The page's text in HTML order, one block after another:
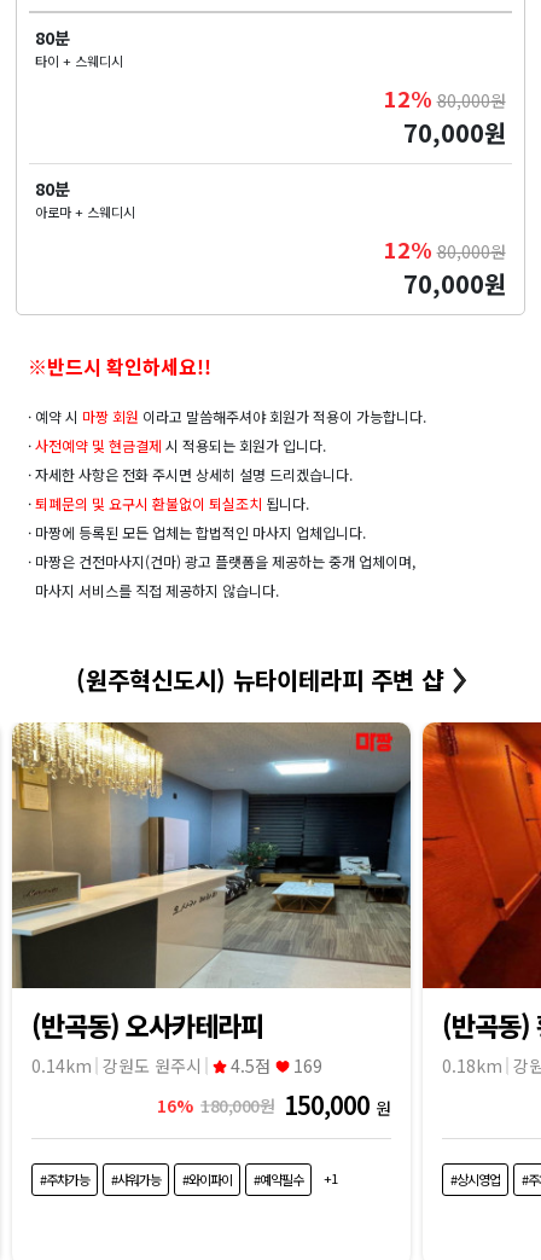
80분
타이 + 스웨디시
12% 80,000원
70,000원
80분
아로마 + 스웨디시
12% 80,000원
70,000원
※반드시 확인하세요!!
· 예약 시 마짱 회원 이라고 말씀해주셔야 회원가 적용이 가능합니다.
·사전예약 및 현금결제 시 적용되는 회원가 입니다.
· 자세한 사항은 전화 주시면 상세히 설명 드리겠습니다.
·퇴폐문의 및 요구시 환불없이 퇴실조치 됩니다.
· 마짱에 등록된 모든 업체는 합법적인 마사지 업체입니다.
· 마짱은 건전마사지(건마) 광고 플랫폼을 제공하는 중개 업체이며,
마사지 서비스를 직접 제공하지 않습니다.
(원주혁신도시) 뉴타이테라피 주변 샵
(반곡동) 오사카테라피
0.14km 강원도 원주시 4.5점
169
16% 180,000원 150,000 원
#주차가능 #샤워가능 #와이파이 #예약필수 +1
(반곡동)
0.18km 강
#상시영업 #